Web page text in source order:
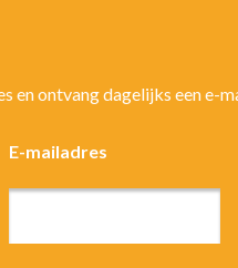
en ontvang dagelijks een e-
E-mailadres